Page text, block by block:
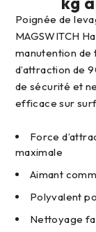
Poignée de levage magnétique commutable
MAGSWITCH
manutention de
d’attraction de
de sécurité et
efficace sur
Force
maximale
Aimant
Polyvalent
Nettoyage